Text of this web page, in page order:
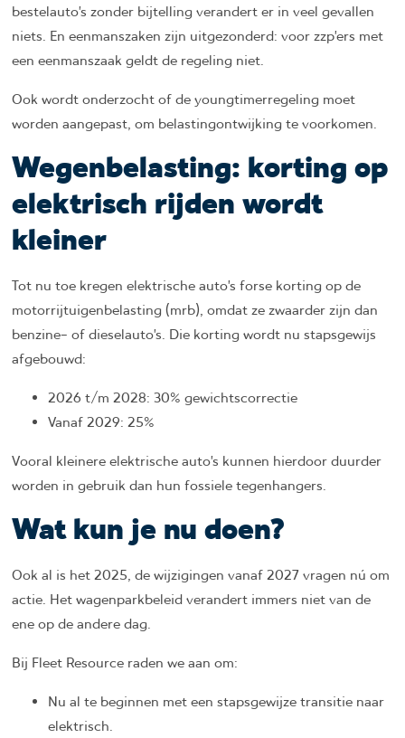
bestelauto’s zonder bijtelling verandert er in veel gevallen
niets. En eenmanszaken zijn uitgezonderd: voor zzp’ers met
een eenmanszaak geldt de regeling niet.
Ook wordt onderzocht of de youngtimerregeling moet
worden aangepast, om belastingontwijking te voorkomen.
Wegenbelasting: korting op
elektrisch rijden wordt
kleiner
Tot nu toe kregen elektrische auto’s forse korting op de
motorrijtuigenbelasting (mrb), omdat ze zwaarder zijn dan
benzine- of dieselauto’s. Die korting wordt nu stapsgewijs
afgebouwd:
2026 t/m 2028: 30% gewichtscorrectie
Vanaf 2029: 25%
Vooral kleinere elektrische auto’s kunnen hierdoor duurder
worden in gebruik dan hun fossiele tegenhangers.
Wat kun je nu doen?
Ook al is het 2025, de wijzigingen vanaf 2027 vragen nú om
actie. Het wagenparkbeleid verandert immers niet van de
ene op de andere dag.
Bij Fleet Resource raden we aan om:
Nu al te beginnen met een stapsgewijze transitie naar
elektrisch.